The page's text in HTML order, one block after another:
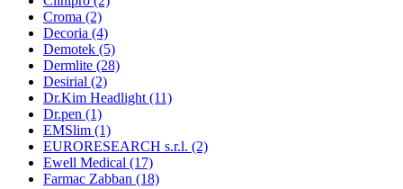
Croma (2)
Decoria (4)
Demotek (5)
Dermlite (28)
Desirial (2)
Dr.Kim Headlight (11)
Dr.pen (1)
EMSlim (1)
EURORESEARCH s.r.l. (2)
Ewell Medical (17)
Farmac Zabban (18)